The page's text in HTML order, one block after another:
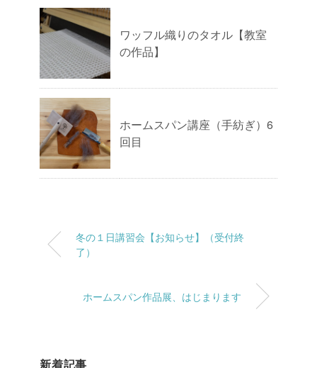
ワッフル織りのタオル【教室
の作品】
ホームスパン講座（手紡ぎ）6
回目
冬の１日講習会【お知らせ】（受付終
了）
ホームスパン作品展、はじまります
新着記事